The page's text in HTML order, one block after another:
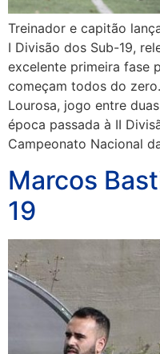
Treinador e capitão
I Divisão dos Sub-19,
excelente primeira fase
começam todos do
Lourosa, jogo entre
época passada à II
Campeonato Nacional
Marcos
19